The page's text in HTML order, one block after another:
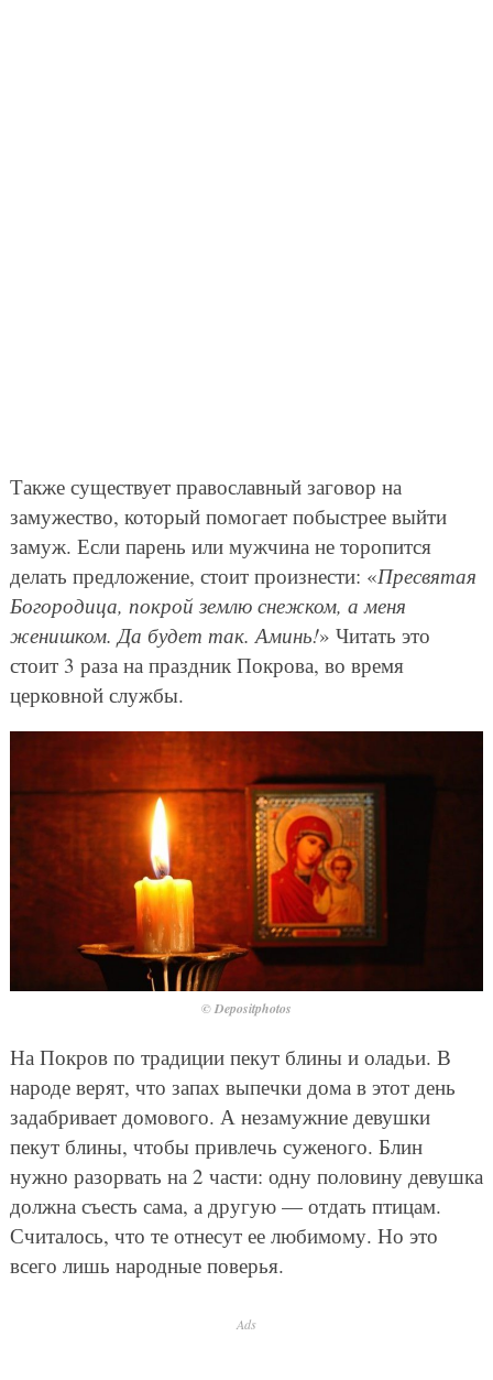
Также существует православный заговор на
замужество, который помогает побыстрее выйти
замуж. Если парень или мужчина не торопится
делать предложение, стоит произнести: «Пресвятая
Богородица, покрой землю снежком, а меня
женишком. Да будет так. Аминь!» Читать это
стоит 3 раза на праздник Покрова, во время
церковной службы.
© Depositphotos
На Покров по традиции пекут блины и оладьи. В
народе верят, что запах выпечки дома в этот день
задабривает домового. А незамужние девушки
пекут блины, чтобы привлечь суженого. Блин
нужно разорвать на 2 части: одну половину девушка
должна съесть сама, а другую — отдать птицам.
Считалось, что те отнесут ее любимому. Но это
всего лишь народные поверья.
Ads